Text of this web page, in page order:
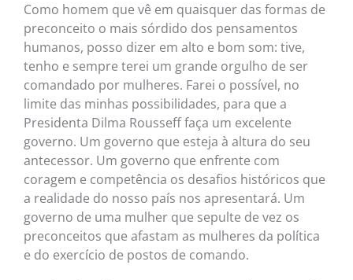
Como homem que vê em quaisquer das formas de
preconceito o mais sórdido dos pensamentos
humanos, posso dizer em alto e bom som: tive,
tenho e sempre terei um grande orgulho de ser
comandado por mulheres. Farei o possível, no
limite das minhas possibilidades, para que a
Presidenta Dilma Rousseff faça um excelente
governo. Um governo que esteja à altura do seu
antecessor. Um governo que enfrente com
coragem e competência os desafios históricos que
a realidade do nosso país nos apresentará. Um
governo de uma mulher que sepulte de vez os
preconceitos que afastam as mulheres da política
e do exercício de postos de comando.